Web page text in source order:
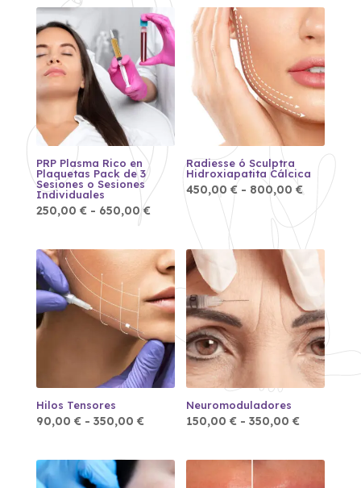
PRP Plasma Rico en
Plaquetas Pack de 3
Sesiones o Sesiones
Individuales
250,00 € - 650,00€Rango
precios:
250,00 €
hasta
650,00 €
Radiesse ó Sculptra
Hidroxiapatita Cálcica
450,00€ - 800,00€Rango
precios:
desde
450,00 €
hasta
800,00 €
Hilos Tensores
90,00 € - 350,00 €Rango
90,00 €
hasta
350,00 €
Neuromoduladores
150,00€ - 350,00€Rango
150,00 €